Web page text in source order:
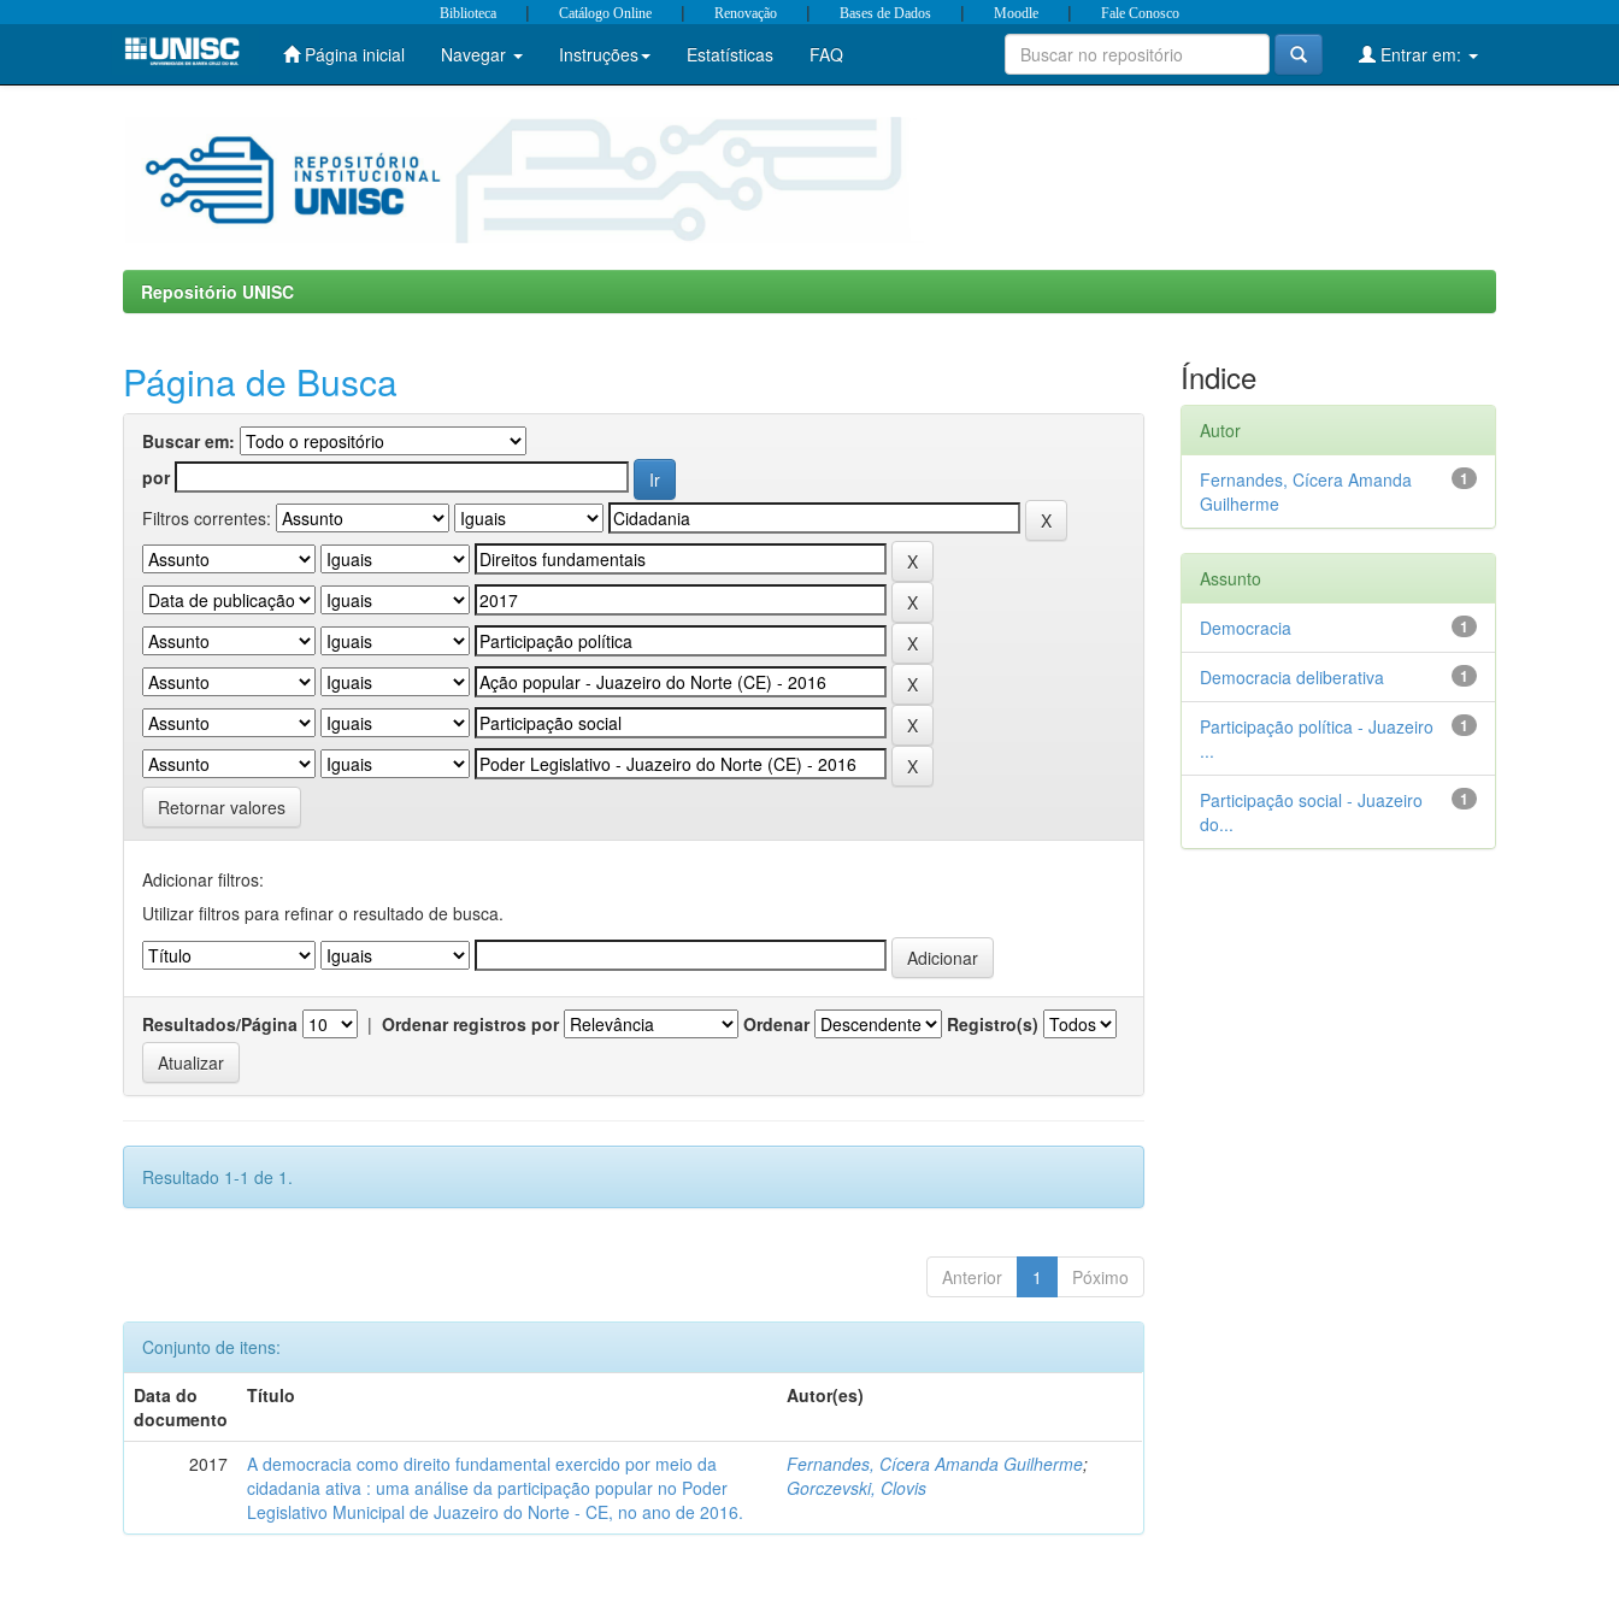
Skip
Biblioteca | Catálogo Online | Renovação | Bases de Dados | Moodle | Fale Conosco
Página inicial Navegar Instruções Estatísticas FAQ Entrar em:
Repositório UNISC
Página de Busca
Buscar em:
por
Filtros correntes:
Retornar valores
Adicionar filtros:
Utilizar filtros para refinar o resultado de busca.
Resultados/Página | Ordenar registros por Ordenar Registro(s)
Resultado 1-1 de 1.
Anterior 1 Póximo
Conjunto de itens:
Data do
documento
Título Autor(es)
2017
A democracia como direito fundamental exercido por meio da
cidadania ativa : uma análise da participação popular no Poder
Legislativo Municipal de Juazeiro do Norte - CE, no ano de 2016.
Fernandes, Cícera Amanda Guilherme;
Gorczevski, Clovis
Índice
Autor
1
Fernandes, Cícera Amanda
Guilherme
Assunto
1
Democracia
1
Democracia deliberativa
1
Participação política - Juazeiro
...
1
Participação social - Juazeiro
do...